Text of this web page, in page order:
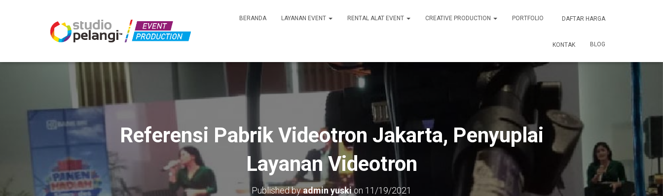
BERANDA LAYANAN EVENT RENTAL ALAT EVENT CREATIVE PRODUCTION PORTFOLIO DAFTAR HARGA
KONTAK BLOG
Referensi Pabrik Videotron Jakarta, Penyuplai
Layanan Videotron
Published byadmin yuskion 11/19/2021